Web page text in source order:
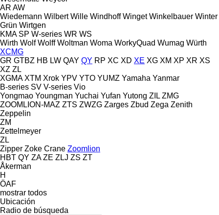
AR AW
Wiedemann Wilbert Wille Windhoff Winget Winkelbauer Winter
Grün Wirtgen
KMA SP W-series WR WS
Wirth Wolf Wolff Woltman Woma WorkyQuad Wumag Würth
XCMG
GR GTBZ HB LW QAY QY RP XC XD XE XG XM XP XR XS
XZ ZL
XGMA XTM Xrok YPV YTO YUMZ Yamaha Yanmar
B-series SV V-series Vio
Yongmao Youngman Yuchai Yufan Yutong ZIL ZMG
ZOOMLION-MAZ ZTS ZWZG Zarges Zbud Zega Zenith
Zeppelin
ZM
Zettelmeyer
ZL
Zipper Zoke Crane Zoomlion
HBT QY ZA ZE ZLJ ZS ZT
Åkerman
H
ÖAF
mostrar todos
Ubicación
Radio de búsqueda